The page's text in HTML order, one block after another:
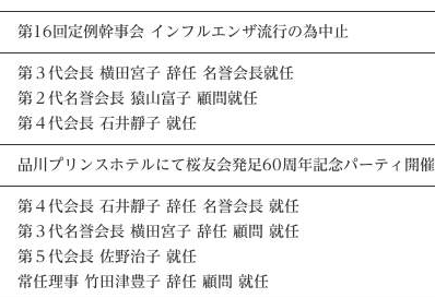
第16回定例幹事会 インフルエンザ流行の為中止
第３代会長 横田宮子 辞任 名誉会長就任
第２代名誉会長 猿山富子 顧問就任
第４代会長 石井靜子 就任
品川プリンスホテルにて桜友会発足60周年記念パーティ開催
第４代会長 石井靜子 辞任 名誉会長 就任
第３代名誉会長 横田宮子 辞任 顧問 就任
第５代会長 佐野治子 就任
常任理事 竹田津豊子 辞任 顧問 就任